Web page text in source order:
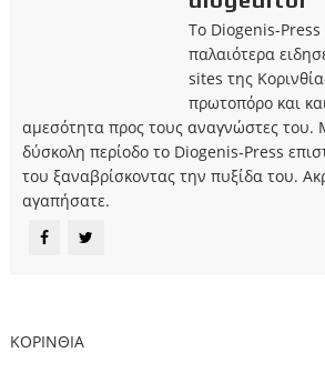
Το Diogenis-Press
παλαιότερα
sites της
πρωτοπόρο και
αμεσότητα προς τους αναγνώστες του.
δύσκολη περίοδο το Diogenis-Press
του ξαναβρίσκοντας την πυξίδα του.
αγαπήσατε.
ΚΟΡΙΝΘΙΑ